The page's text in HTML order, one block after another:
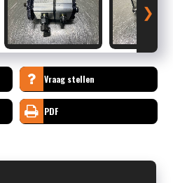
❯
Vraag stellen
PDF